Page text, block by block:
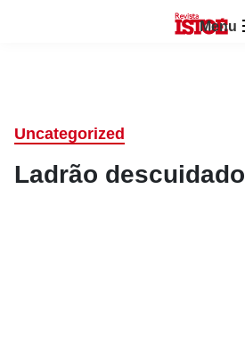
Menu
Uncategorized
Ladrão descuidado